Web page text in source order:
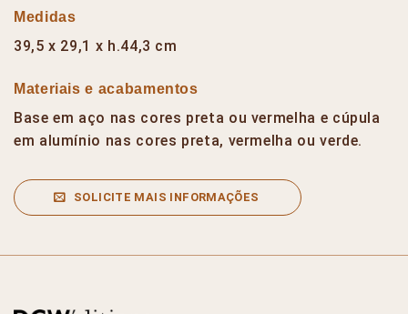
Medidas
39,5 x 29,1 x h.44,3 cm
Materiais e acabamentos
Base em aço nas cores preta ou vermelha e cúpula
em alumínio nas cores preta, vermelha ou verde.
SOLICITE MAIS INFORMAÇÕES